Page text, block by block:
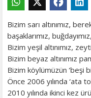
Bizim sarı altınımız,
başaklarımız,
Bizim yeşil altınımız,
Bizim beyaz altınımız
Bizim köylümüzün ‘beşi
Önce 2006 yılında ‘ata
2010 yılında ikinci kez